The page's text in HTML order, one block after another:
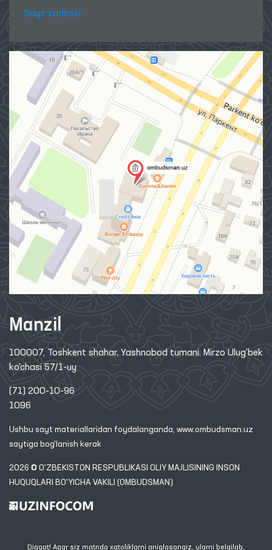
Sayt xaritasi
Manzil
100007, Toshkent shahar, Yashnobod tumani. Mirzo Ulug‘bek
ko‘chasi 57/1-uy
(71) 200-10-96
1096
Ushbu sayt materiallaridan foydalanganda, www.ombudsman.uz
saytiga bog'lanish kerak
2026 © O'ZBEKISTON RESPUBLIKASI OLIY MAJLISINING INSON
HUQUQLARI BO'YICHA VAKILI (OMBUDSMAN)
Diqqat! Agar siz matnda xatoliklarni aniqlasangiz, ularni belgilab,